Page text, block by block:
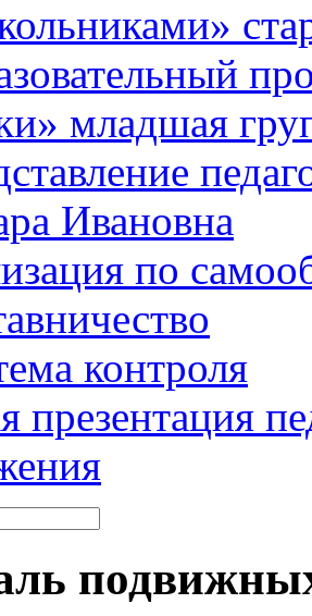
младшая
Ивановна
по
контроля
презентация